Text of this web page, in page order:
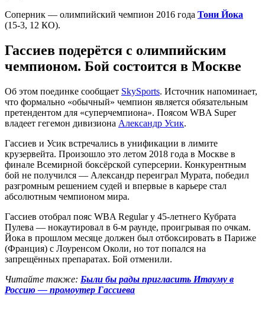
Соперник — олимпийский чемпион 2016 года Тони Йока
(15-3, 12 КО).
Гассиев подерётся с олимпийским
чемпионом. Бой состоится в Москве
Об этом поединке сообщает SkySports. Источник напоминает,
что формально «обычный» чемпион является обязательным
претендентом для «суперчемпиона». Поясом WBA Super
владеет гегемон дивизиона Александр Усик.
Гассиев и Усик встречались в унификации в лимите
крузервейта. Произошло это летом 2018 года в Москве в
финале Всемирной боксёрской суперсерии. Конкурентным
бой не получился — Александр переиграл Мурата, победил
разгромным решением судей и впервые в карьере стал
абсолютным чемпионом мира.
Гассиев отобрал пояс WBA Regular у 45-летнего Кубрата
Пулева — нокаутировал в 6-м раунде, проигрывая по очкам.
Йока в прошлом месяце должен был отбоксировать в Париже
(Франция) с Лоуренсом Околи, но тот попался на
запрещённых препаратах. Бой отменили.
Читайте также: Были бы рады пригласить Итауму в
Россию — промоутер Гассиева